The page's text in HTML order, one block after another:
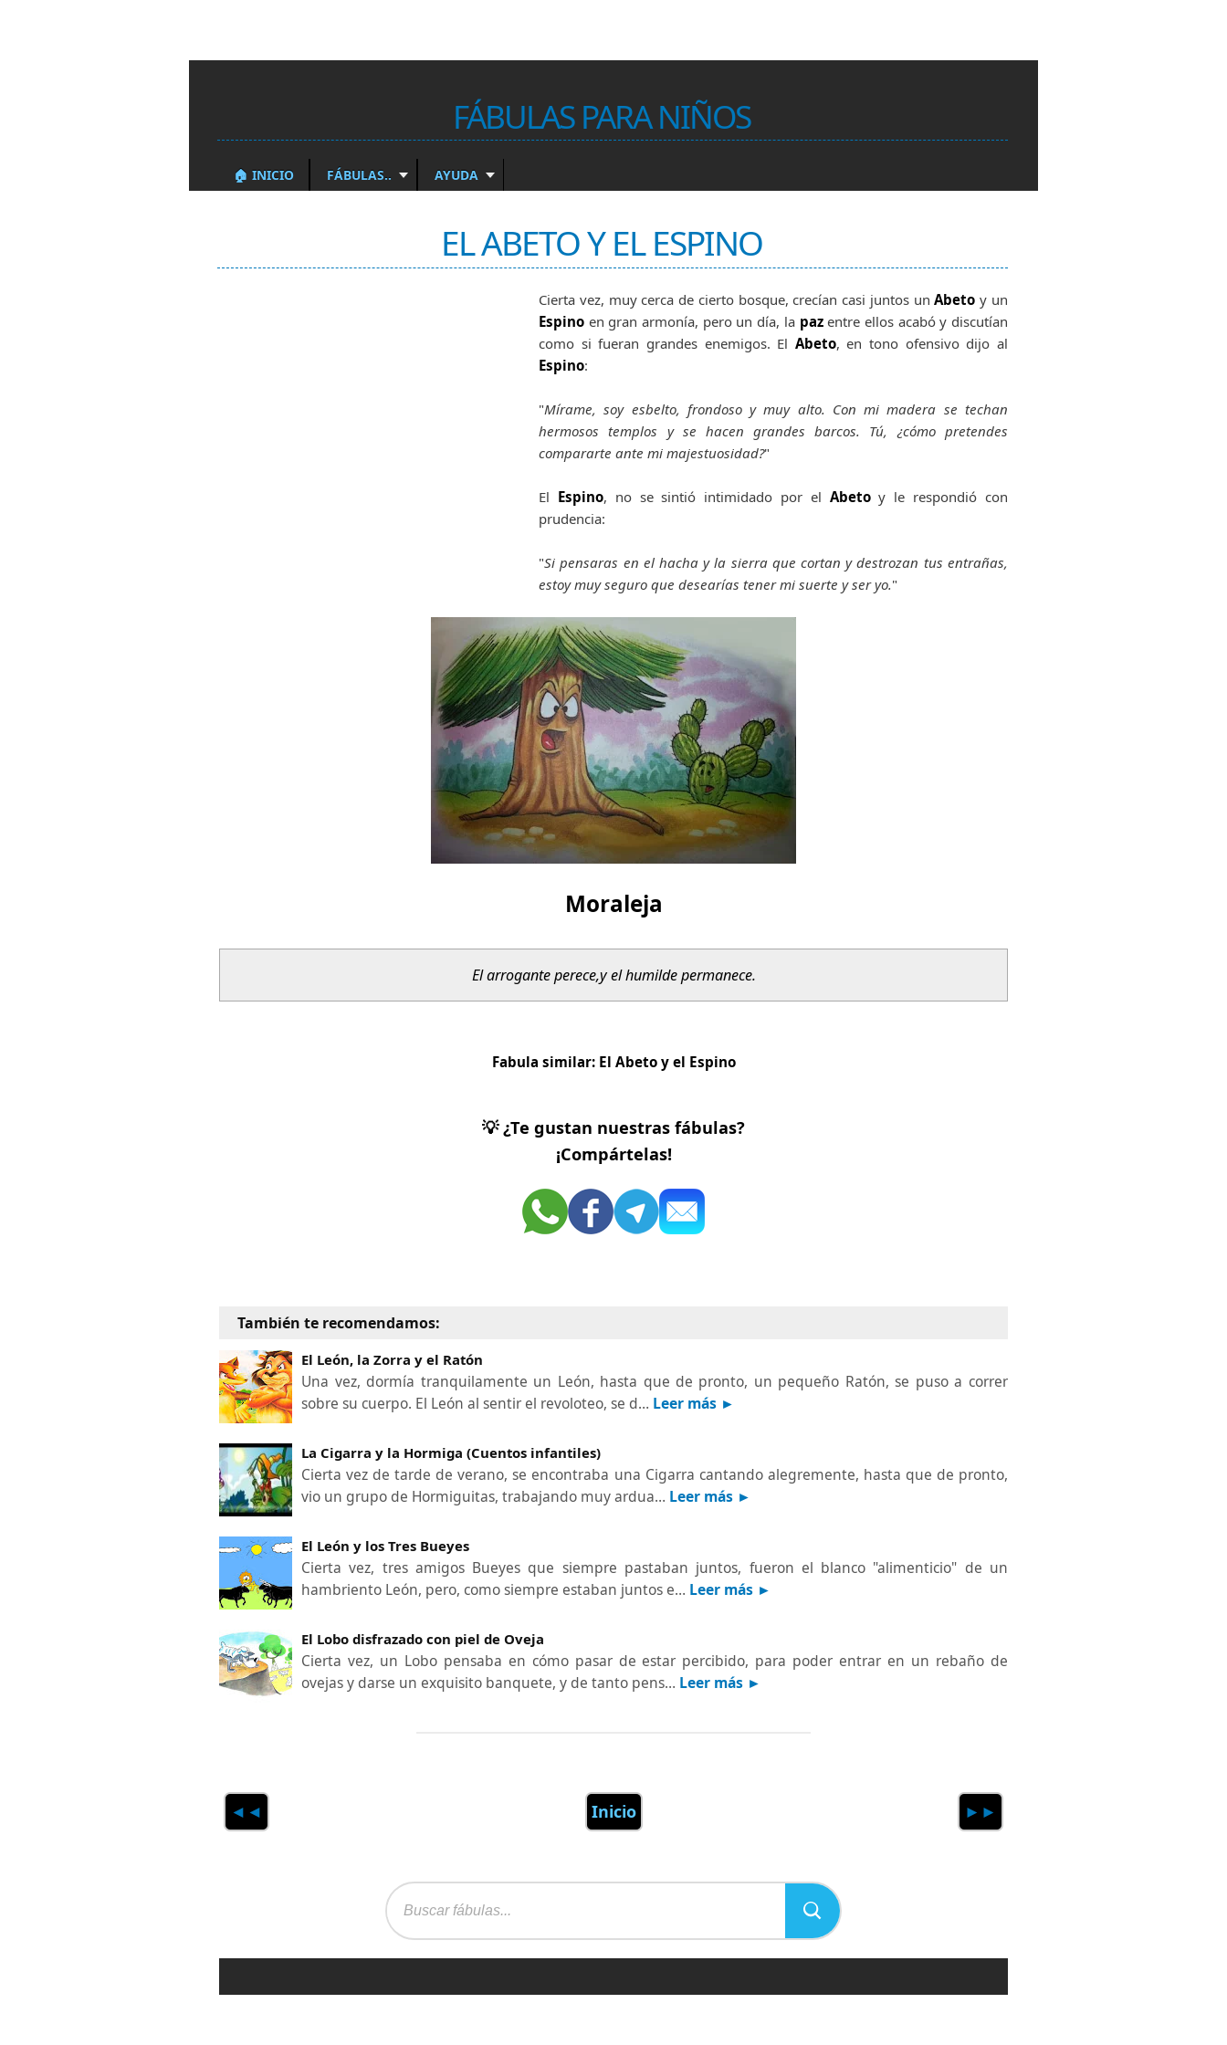
FÁBULAS PARA NIÑOS
🏠 INICIO FÁBULAS.. AYUDA
EL ABETO Y EL ESPINO
Cierta vez, muy cerca de cierto bosque, crecían casi juntos unAbetoy un
Espino en gran armonía, pero un día, la pazentre ellos acabó y discutían
como si fueran grandes enemigos. El Abeto, en tono ofensivo dijo al
Espino:
"Mírame, soy esbelto, frondoso y muy alto. Con mi madera se techan
hermosos templos y se hacen grandes barcos. Tú, ¿cómo pretendes
compararte ante mi majestuosidad?"
El Espino, no se sintió intimidado por el Abetoy le respondió con
prudencia:
"Si pensaras en el hacha y la sierra que cortan y destrozan tus entrañas,
estoy muy seguro que desearías tener mi suerte y ser yo."
Moraleja
El arrogante perece,y el humilde permanece.
Fabula similar: El Abeto y el Espino
💡 ¿Te gustan nuestras fábulas?
¡Compártelas!
También te recomendamos:
El León, la Zorra y el Ratón
Una vez, dormía tranquilamente un León, hasta que de pronto, un pequeño Ratón, se puso a correr
sobre su cuerpo. El León al sentir el revoloteo, se d… Leer más ►
La Cigarra y la Hormiga (Cuentos infantiles)
Cierta vez de tarde de verano, se encontraba una Cigarra cantando alegremente, hasta que de pronto,
vio un grupo de Hormiguitas, trabajando muy ardua… Leer más ►
El León y los Tres Bueyes
Cierta vez, tres amigos Bueyes que siempre pastaban juntos, fueron el blanco "alimenticio" de un
hambriento León, pero, como siempre estaban juntos e… Leer más ►
El Lobo disfrazado con piel de Oveja
Cierta vez, un Lobo pensaba en cómo pasar de estar percibido, para poder entrar en un rebaño de
ovejas y darse un exquisito banquete, y de tanto pens… Leer más ►
◄◄ ►►
Inicio